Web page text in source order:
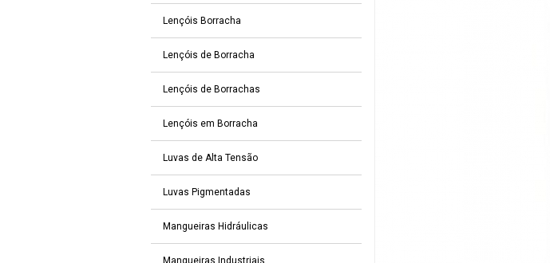
Lençóis Borracha
Lençóis de Borracha
Lençóis de Borrachas
Lençóis em Borracha
Luvas de Alta Tensão
Luvas Pigmentadas
Mangueiras Hidráulicas
Mangueiras Industriais